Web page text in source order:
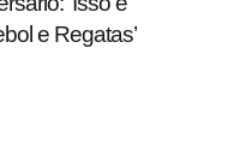
e Regatas’